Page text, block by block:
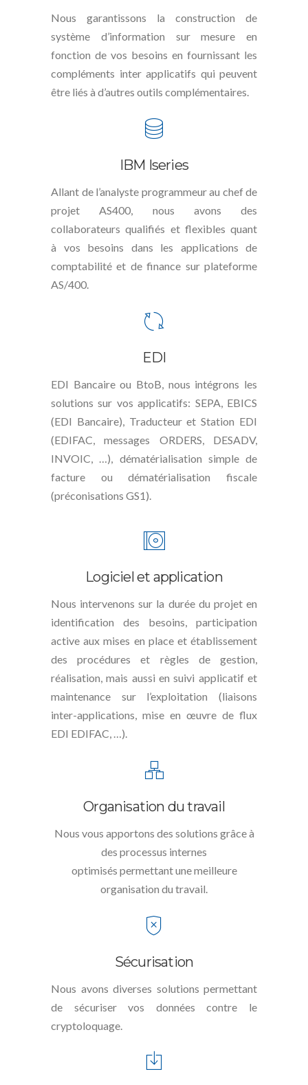
Nous garantissons la construction de
système d’information sur mesure en
fonction de vos besoins en fournissant les
compléments inter applicatifs qui peuvent
être liés à d’autres outils complémentaires.
IBM Iseries
Allant de l’analyste programmeur au chef de
projet AS400, nous avons des
collaborateurs qualifiés et flexibles quant
à vos besoins dans les applications de
comptabilité et de finance sur plateforme
AS/400.
EDI
EDI Bancaire ou BtoB, nous intégrons les
solutions sur vos applicatifs: SEPA, EBICS
(EDI Bancaire), Traducteur et Station EDI
(EDIFAC, messages ORDERS, DESADV,
INVOIC, …), dématérialisation simple de
facture ou dématérialisation fiscale
(préconisations GS1).
Logiciel et application
Nous intervenons sur la durée du projet en
identification des besoins, participation
active aux mises en place et établissement
des procédures et règles de gestion,
réalisation, mais aussi en suivi applicatif et
maintenance sur l’exploitation (liaisons
inter-applications, mise en œuvre de flux
EDI EDIFAC, …).
Organisation du travail
Nous vous apportons des solutions grâce à
des processus internes
optimisés permettant une meilleure
organisation du travail.
Sécurisation
Nous avons diverses solutions permettant
de sécuriser vos données contre le
cryptoloquage.